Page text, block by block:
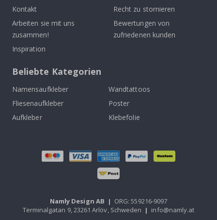
Kontakt
Arbeiten sie mit uns
zusammen!
Inspiration
Recht zu stornieren
Bewertungen von
zufriedenen kunden
Beliebte Kategorien
Namensaufkleber
Wandtattoos
Fliesenaufkleber
Poster
Aufkleber
Klebefolie
Namly Design AB | ORG: 559216-9097
Terminalgatan 9, 23261 Arlöv, Schweden | info@namly.at